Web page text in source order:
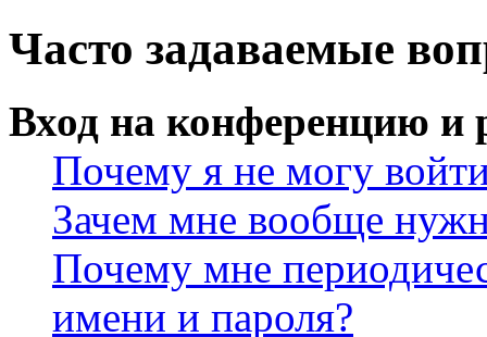
Часто задаваемые
Вход на конференцию и
Почему я не могу
Зачем мне вообще
Почему мне
имени и пароля?